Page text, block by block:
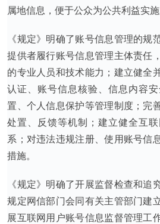
属地信息，便于公众为公共利益实施
《规定》明确了账号信息管理的规
提供者履行账号信息管理主体责任
的专业人员和技术能力；建立健全
认证、账号信息核验、信息内容
置、个人信息保护等管理制度；完
处置、反馈等机制；建立健全互
系；对违法违规注册、使用账号信
措施。
《规定》明确了开展监督检查和追
规定网信部门会同有关主管部门建
展互联网用户账号信息监督管理工